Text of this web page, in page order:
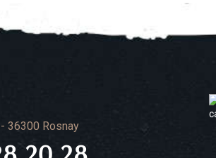
36300 Rosnay
20 28